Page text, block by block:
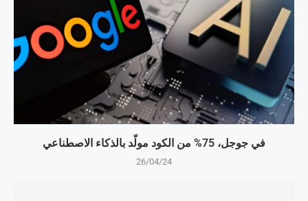
في جوجل، 75% من الكود مولّد بالذكاء الاصطناعي
26/04/24